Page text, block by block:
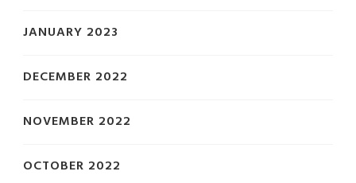
JANUARY 2023
DECEMBER 2022
NOVEMBER 2022
OCTOBER 2022